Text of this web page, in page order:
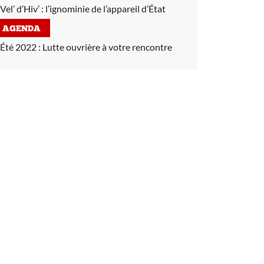
Vel’ d’Hiv’ : l’ignominie de l’appareil d’État
AGENDA
Été 2022 : Lutte ouvrière à votre rencontre